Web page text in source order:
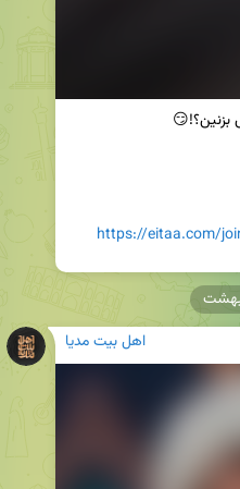
https://eitaa.com/
اهل بیت مدیا